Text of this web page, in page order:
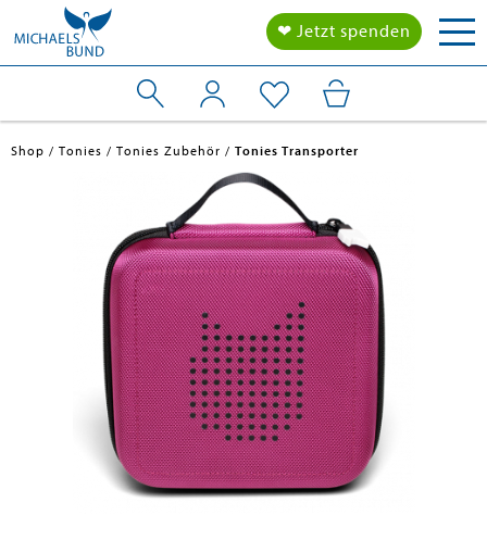
❤ Jetzt spenden
Shop Tonies Tonies Zubehör Tonies Transporter